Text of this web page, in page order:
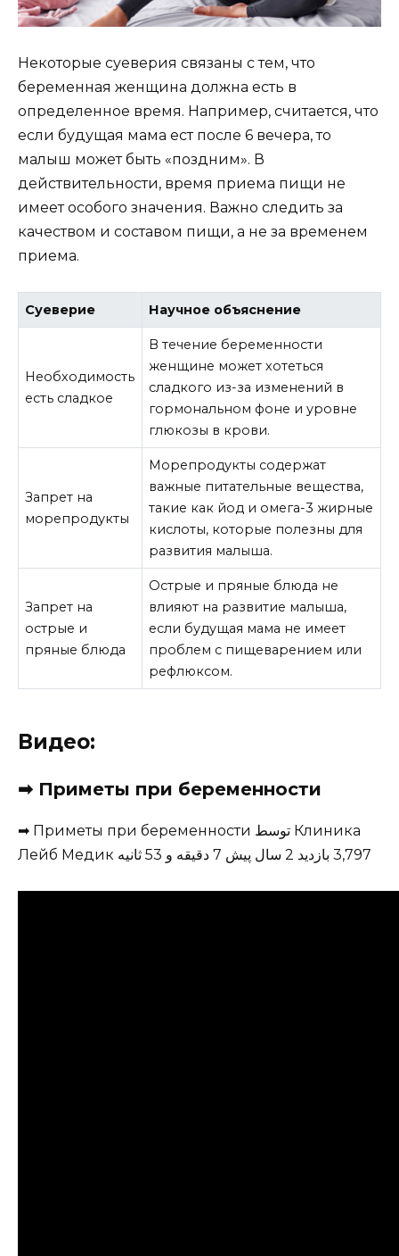
Некоторые суеверия связаны с тем, что
беременная женщина должна есть в
определенное время. Например, считается, что
если будущая мама ест после 6 вечера, то
малыш может быть «поздним». В
действительности, время приема пищи не
имеет особого значения. Важно следить за
качеством и составом пищи, а не за временем
приема.
Суеверие Научное объяснение
Необходимость
есть сладкое
В течение беременности
женщине может хотеться
сладкого из-за изменений в
гормональном фоне и уровне
глюкозы в крови.
Запрет на
морепродукты
Морепродукты содержат
важные питательные вещества,
такие как йод и омега-3 жирные
кислоты, которые полезны для
развития малыша.
Запрет на
острые и
пряные блюда
Острые и пряные блюда не
влияют на развитие малыша,
если будущая мама не имеет
проблем с пищеварением или
рефлюксом.
Видео:
➡ Приметы при беременности
➡ Приметы при беременности توسط Клиника